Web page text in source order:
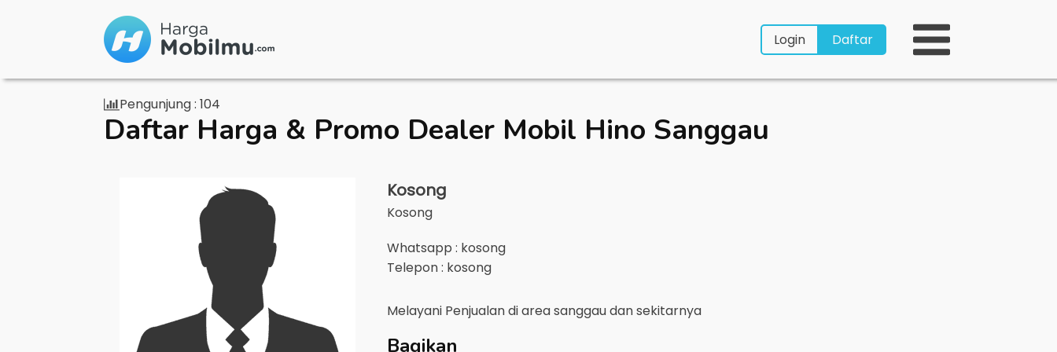
Login Daftar
Pengunjung : 104
Daftar Harga & Promo Dealer Mobil Hino Sanggau
Kosong
Kosong
Whatsapp : kosong
Telepon : kosong
Melayani Penjualan di areasanggaudan sekitarnya
Bagikan